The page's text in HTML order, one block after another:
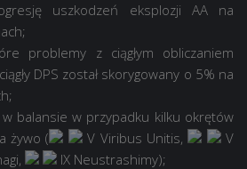
uszkodzeń eksplozji AA na
problemy z ciągłym obliczaniem
DPS został skorygowany o 5% na
balansie w przypadku kilku okrętów
żywo (
V Viribus Unitis,
V
, IX Neustrashimy);